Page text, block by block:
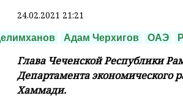
24.02.2021 21:21
Адам Черхигов ОАЭ
Глава Чеченской Республики
Департамента экономического
Хаммади.